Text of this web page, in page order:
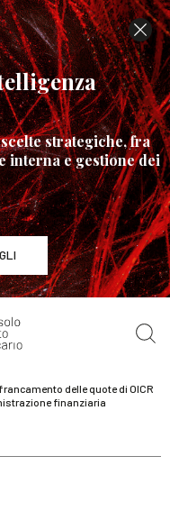
strategiche, fra
interna e gestione dei
Artificiale
delle quote di OICR
finanziaria